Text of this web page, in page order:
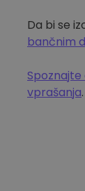
Da bi se
bančnim
vprašanja.